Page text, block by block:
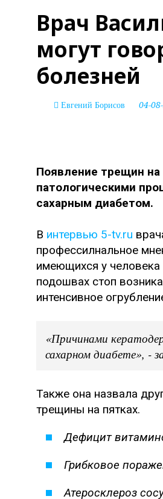
Врач
могут
болезней
Евгений Борисов 04-
Появление трещин
патологическими
сахарным диабетом.
В интервью 5-tv.ru
профессилнальное
имеющихся у человека
подошвах стоп
интенсивное
«Причинами
сахарном диабете», -
Также она назвала
трещины на пятках.
Дефицит
Грибковое
Атеросклероз